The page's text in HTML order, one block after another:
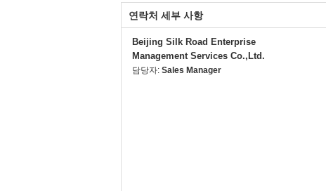
연락처 세부 사항
Beijing Silk Road Enterprise
Management Services Co.,Ltd.
담당자: Sales Manager